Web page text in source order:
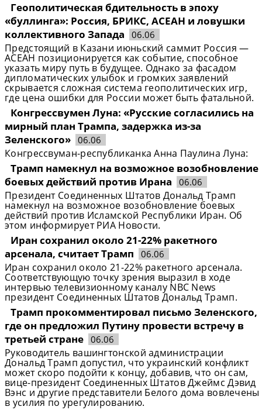
Геополитическая бдительность в эпоху
«буллинга»: Россия, БРИКС, АСЕАН и ловушки
коллективного Запада
06.06
Предстоящий в Казани июньский саммит Россия —
АСЕАН позиционируется как событие, способное
указать миру путь в будущее. Однако за фасадом
дипломатических улыбок и громких заявлений
скрывается сложная система геополитических игр,
где цена ошибки для России может быть фатальной.
Конгрессвумен Луна: «Русские согласились на
мирный план Трампа, задержка из-за
Зеленского» 06.06
Конгрессвуман-республиканка Анна Паулина Луна:
Трамп намекнул на возможное возобновление
боевых действий против Ирана
06.06
Президент Соединенных Штатов Дональд Трамп
намекнул на возможное возобновление боевых
действий против Исламской Республики Иран. Об
этом информирует РИА Новости.
Иран сохранил около 21-22% ракетного
арсенала, считает Трамп
06.06
Иран сохранил около 21-22% ракетного арсенала.
Соответствующую точку зрения выразил в ходе
интервью телевизионному каналу NBC News
президент Соединенных Штатов Дональд Трамп.
Трамп прокомментировал письмо Зеленского,
где он предложил Путину провести встречу в
третьей стране 06.06
Руководитель вашингтонской администрации
Дональд Трамп допустил, что украинский конфликт
может скоро подойти к концу, добавив, что он сам,
вице-президент Соединенных Штатов Джеймс Дэвид
Вэнс и другие представители Белого дома вовлечены
в усилия по урегулированию.